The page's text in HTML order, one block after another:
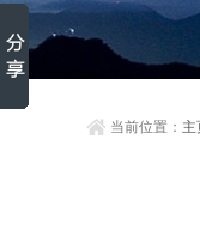
当前位置： 主